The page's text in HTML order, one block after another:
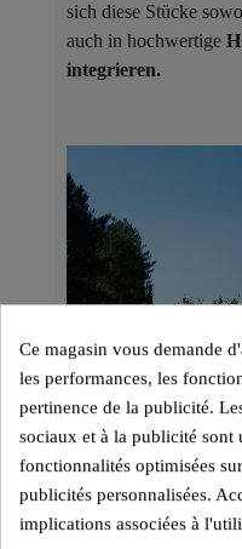
sich diese Stücke
auch in hochwertige
integrieren.
Ce magasin vous demande
les performances, les
pertinence de la publicité.
sociaux et à la publicité
fonctionnalités optimisées
publicités personnalisées.
implications associées à